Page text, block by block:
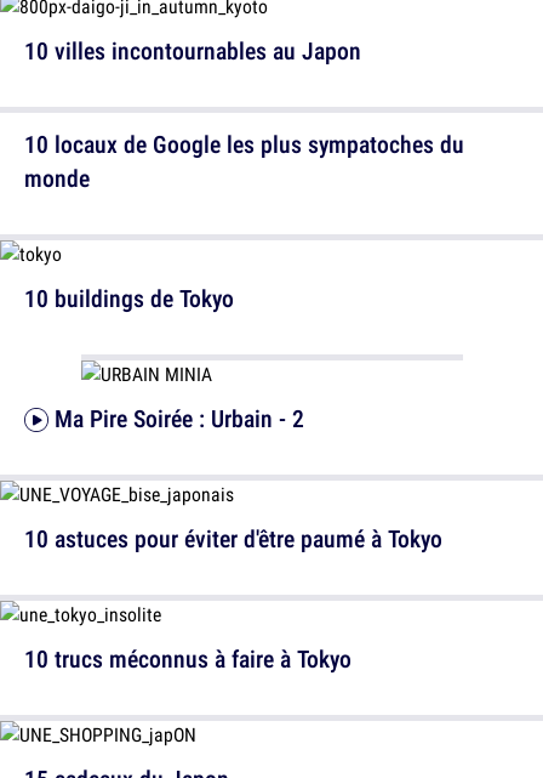
10 villes incontournables au Japon
10 buildings de Tokyo
10 astuces pour éviter d'être paumé à Tokyo
10 trucs méconnus à faire à Tokyo
10 locaux de Google les plus sympatoches du
monde
Ma Pire Soirée : Urbain - 2